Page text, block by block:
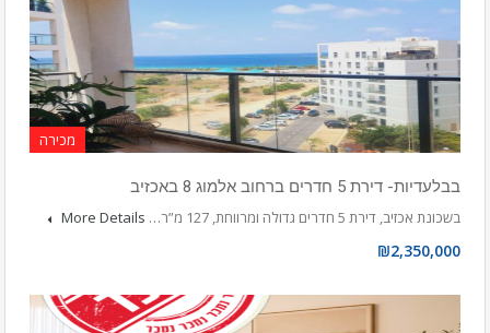
מכירה
בבלעדיות- דירת 5 חדרים ברחוב אלמוג 8 באכזיב
בשכונת אכזיב, דירת 5 חדרים גדולה ומרווחת, 127 מ”ר…
More Details
₪2,350,000